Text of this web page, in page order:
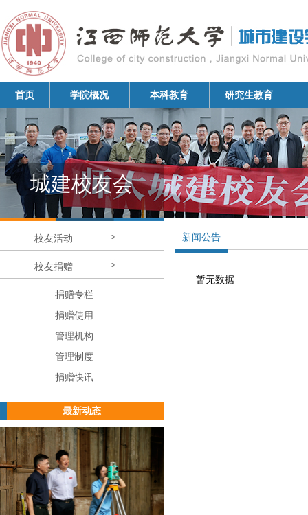
首页 学院概况 本科教育 研究生教育
城建校友会
校友活动
校友捐赠
捐赠专栏
捐赠使用
管理机构
管理制度
捐赠快讯
最新动态
新闻公告
暂无数据